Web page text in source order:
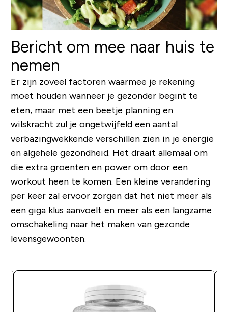
Bericht om mee naar huis te
nemen
Er zijn zoveel factoren waarmee je rekening
moet houden wanneer je gezonder begint te
eten, maar met een beetje planning en
wilskracht zul je ongetwijfeld een aantal
verbazingwekkende verschillen zien in je energie
en algehele gezondheid. Het draait allemaal om
die extra groenten en power om door een
workout heen te komen. Een kleine verandering
per keer zal ervoor zorgen dat het niet meer als
een giga klus aanvoelt en meer als een langzame
omschakeling naar het maken van gezonde
levensgewoonten.